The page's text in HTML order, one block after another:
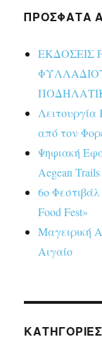
ΠΡΌΣΦΑΤΑ
ΕΚΔΟΣΕΙΣ
από τον
Ψηφιακή
Aegean Trails
6ο
Food Fest»
Μαγειρική
Αιγαίο
KΑΤΗΓΟΡΊΕΣ